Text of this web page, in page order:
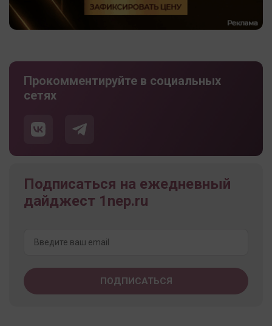
Прокомментируйте в социальных
сетях
Подписаться на ежедневный
дайджест 1nep.ru